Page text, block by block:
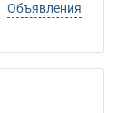
Объявления